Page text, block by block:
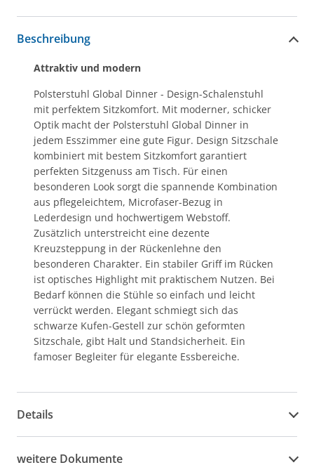
Beschreibung
Attraktiv und modern
Polsterstuhl Global Dinner - Design-Schalenstuhl
mit perfektem Sitzkomfort. Mit moderner, schicker
Optik macht der Polsterstuhl Global Dinner in
jedem Esszimmer eine gute Figur. Design Sitzschale
kombiniert mit bestem Sitzkomfort garantiert
perfekten Sitzgenuss am Tisch. Für einen
besonderen Look sorgt die spannende Kombination
aus pflegeleichtem, Microfaser-Bezug in
Lederdesign und hochwertigem Webstoff.
Zusätzlich unterstreicht eine dezente
Kreuzsteppung in der Rückenlehne den
besonderen Charakter. Ein stabiler Griff im Rücken
ist optisches Highlight mit praktischem Nutzen. Bei
Bedarf können die Stühle so einfach und leicht
verrückt werden. Elegant schmiegt sich das
schwarze Kufen-Gestell zur schön geformten
Sitzschale, gibt Halt und Standsicherheit. Ein
famoser Begleiter für elegante Essbereiche.
Details
weitere Dokumente